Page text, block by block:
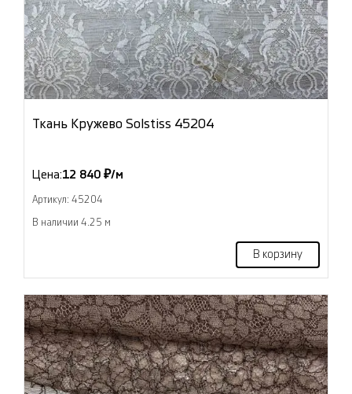
Ткань Кружево Solstiss 45204
Цена:12 840 ₽/м
Артикул: 45204
В наличии 4.25 м
В корзину